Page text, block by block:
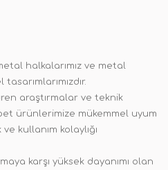
halkalarımız ve metal
araştırmalar ve teknik
ürünlerimize mükemmel uyum
kullanım kolaylığı
karşı yüksek dayanımı olan